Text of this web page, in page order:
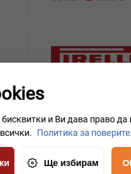
и Ви дава право да
Политика за
Ще избирам